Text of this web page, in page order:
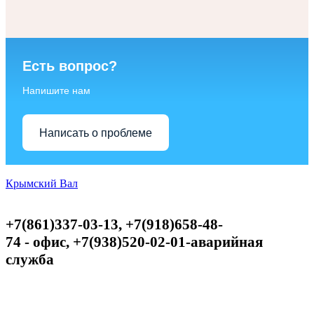
Есть вопрос?
Напишите нам
Написать о проблеме
Крымский Вал
+7(861)337-03-13, +7(918)658-48-
74 - офис, +7(938)520-02-01-аварийная
служба